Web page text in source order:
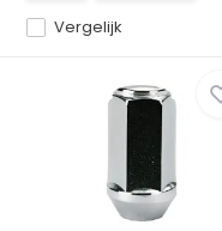
Vergelijk